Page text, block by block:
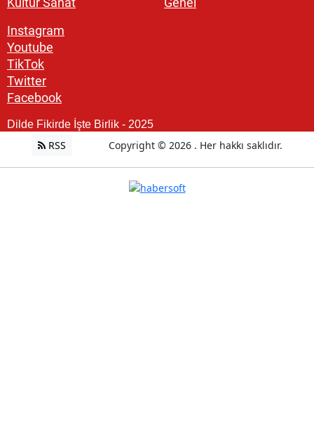
Instagram
Youtube
TikTok
Twitter
Facebook
Dilde Fikirde İşte Birlik - 2025
RSS Copyright © 2026 . Her hakkı saklıdır.